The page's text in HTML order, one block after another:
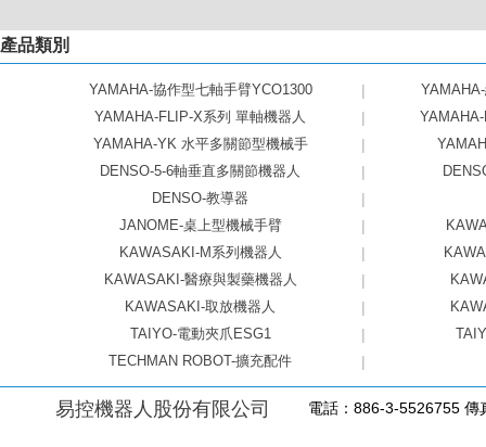
產品類別
YAMAHA-協作型七軸手臂YCO1300 |
YAMAHA-FLIP-X系列 單軸機器人
|
YAMAHA-YK 水平多關節型機械手
|
DENSO-5-6軸垂直多關節機器人
|
DENSO-教導器
|
JANOME-桌上型機械手臂
|
KAWASAKI-M系列機器人
|
KAWASAKI-醫療與製藥機器人
|
KAWASAKI-取放機器人
|
TAIYO-電動夾爪ESG1
|
TECHMAN ROBOT-擴充配件
|
易控機器人股份有限公司 電話：886-3-5526755